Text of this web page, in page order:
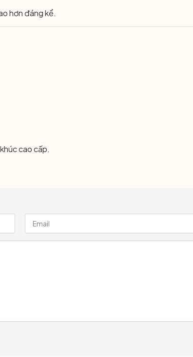
hơn đáng kể.
cao cấp.